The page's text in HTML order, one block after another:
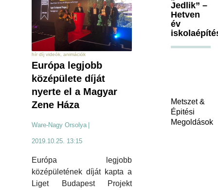
hír díj videók, animációk
Európa legjobb
középülete díját
nyerte el a Magyar
Zene Háza
Ware-Nagy Orsolya |
2019.10.25. 13:15
Európa legjobb
középületének díját kapta a
Liget Budapest Projekt
Jedlik” –
Hetven
év
Metszet &
Épitési
Megoldások